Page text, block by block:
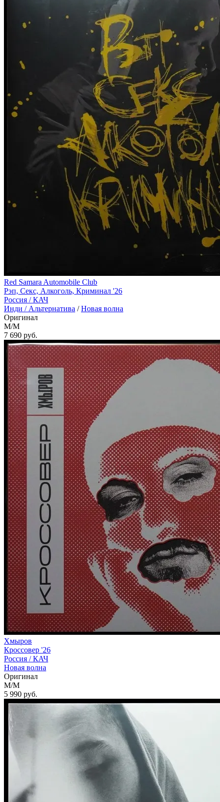
Red Samara Automobile Club
Рэп, Секс, Алкоголь, Криминал '26
Россия /КАЧ
Инди / Альтернатива /Новая волна
Оригинал
M/M
7 690 руб.
Хмыров
Кроссовер '26
Россия /КАЧ
Новая волна
Оригинал
M/M
5 990 руб.